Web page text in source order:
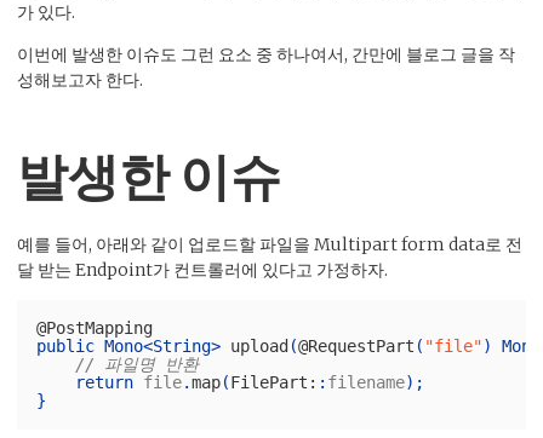
가 있다.
이번에 발생한 이슈도 그런 요소 중 하나여서, 간만에 블로그 글을 작
성해보고자 한다.
발생한 이슈
예를 들어, 아래와 같이 업로드할 파일을 Multipart form data로 전
달 받는 Endpoint가 컨트롤러에 있다고 가정하자.
@PostMapping
public Mono<String> upload (@RequestPart ( "file") Mono
// 파일명 반환
return file.map(FilePart: : filename);
}